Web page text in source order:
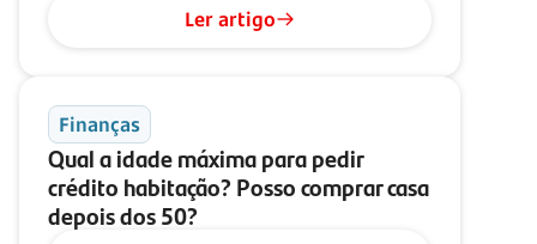
Ler artigo
Finanças
Qual a idade máxima para pedir
crédito habitação? Posso comprar casa
depois dos 50?